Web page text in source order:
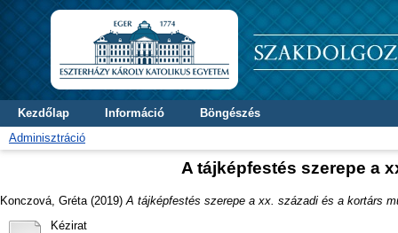
Kezdőlap Információ
Böngészés
Adminisztráció
A tájképfestés szerepe a
Konczová, Gréta (2019) A tájképfestés szerepe a xx. századi és a kortárs
Kézirat